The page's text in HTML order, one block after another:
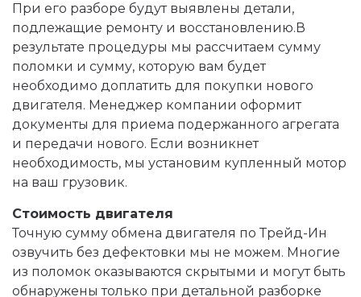
При его разборе будут выявлены детали,
подлежащие ремонту и восстановлению.В
результате процедуры мы рассчитаем сумму
поломки и сумму, которую вам будет
необходимо доплатить для покупки нового
двигателя. Менеджер компании оформит
документы для приема подержанного агрегата
и передачи нового. Если возникнет
необходимость, мы установим купленный мотор
на ваш грузовик.
Стоимость двигателя
Точную сумму обмена двигателя по Трейд-Ин
озвучить без дефектовки мы не можем. Многие
из поломок оказываются скрытыми и могут быть
обнаружены только при детальной разборке